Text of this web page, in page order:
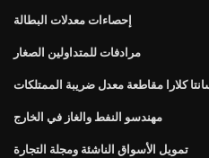
إحصاءات معدلات البطالة
مرادفات للمتداولين الصغار
كلارا مقاطعة معدل ضريبة الممتلكات
مهندسو النفط والغاز في الخارج
تمويل الأسواق الناشئة ومجلة التجارة